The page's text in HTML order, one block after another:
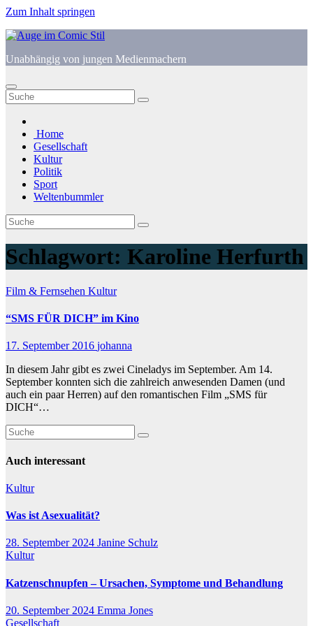
Zum Inhalt springen
Unabhängig von jungen Medienmachern
Home
Gesellschaft
Kultur
Politik
Sport
Weltenbummler
Schlagwort: Karoline Herfurth
Film & Fernsehen Kultur
“SMS FÜR DICH” im Kino
17. September 2016 johanna
In diesem Jahr gibt es zwei Cineladys im September. Am 14.
September konnten sich die zahlreich anwesenden Damen (und
auch ein paar Herren) auf den romantischen Film „SMS für
DICH“…
Auch interessant
Kultur
Was ist Asexualität?
28. September 2024 Janine Schulz
Kultur
Katzenschnupfen – Ursachen, Symptome und Behandlung
20. September 2024 Emma Jones
Gesellschaft